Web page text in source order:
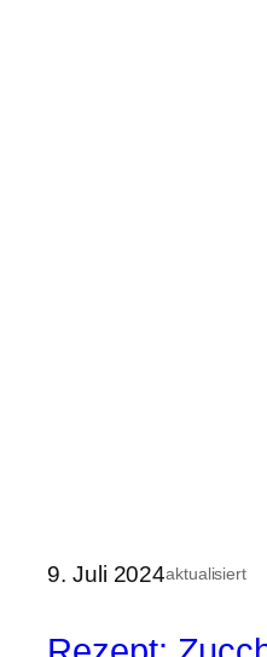
9. Juli 2024aktualisiert